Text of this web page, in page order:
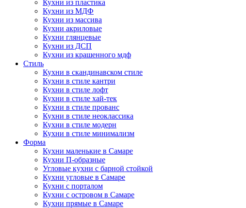
Кухни из пластика
Кухни из МДФ
Кухни из массива
Кухни акриловые
Кухни глянцевые
Кухни из ДСП
Кухни из крашенного мдф
Стиль
Кухни в скандинавском стиле
Кухни в стиле кантри
Кухни в стиле лофт
Кухни в стиле хай-тек
Кухни в стиле прованс
Кухни в стиле неоклассика
Кухни в стиле модерн
Кухни в стиле минимализм
Форма
Кухни маленькие в Самаре
Кухни П-образные
Угловые кухни с барной стойкой
Кухни угловые в Самаре
Кухни с порталом
Кухни с островом в Самаре
Кухни прямые в Самаре